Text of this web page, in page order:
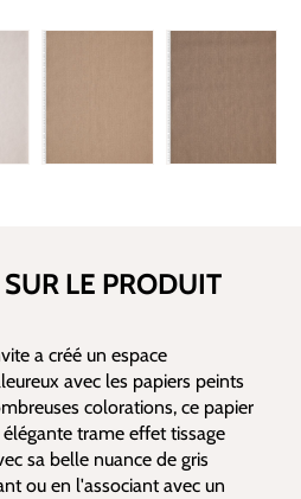
LE PRODUIT
a créé un espace
avec les papiers peints
colorations, ce papier
trame effet tissage
sa belle nuance de gris
ou en l'associant avec un